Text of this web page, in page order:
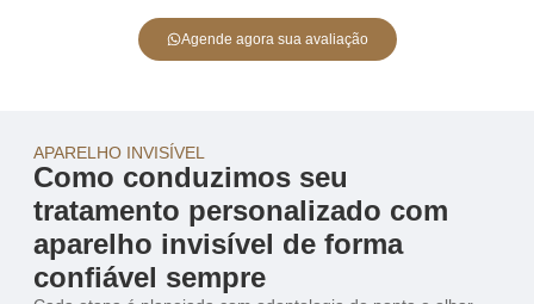
Agende agora sua avaliação
APARELHO INVISÍVEL
Como conduzimos seu
tratamento personalizado com
aparelho invisível de forma
confiável sempre